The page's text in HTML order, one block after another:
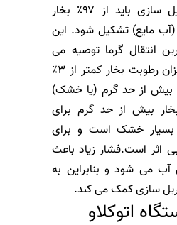
استفاده برای استریل سازی باید از ۹۷٪ بخار
(آب مایع) تشکیل شود. این
انتقال گرما توصیه می
شود. هنگامی که میزان رطوبت بخار کمتر از ۳٪
بیش از حد گرم (یا خشک)
بیش از حد گرم برای
بسیار خشک است و برای
اثر است.فشار زیاد باعث
می شود و بنابراین به
سازی کمک می کند.
اتوکلاو